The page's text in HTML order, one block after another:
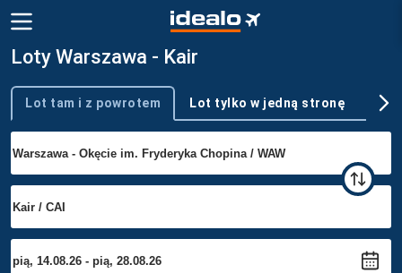
Loty Warszawa - Kair
Typ podróży
Lot tam i z powrotem Lot tylko w jedną stronę